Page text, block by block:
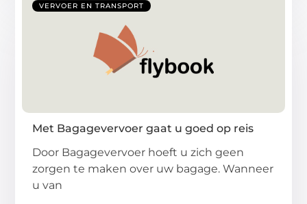
VERVOER EN TRANSPORT
Met Bagagevervoer gaat u goed op reis
Door Bagagevervoer hoeft u zich geen
zorgen te maken over uw bagage. Wanneer
u van